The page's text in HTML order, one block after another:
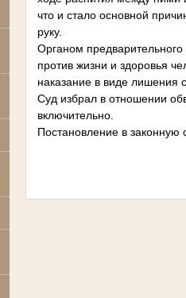
что и стало основной
руку.
Органом
против жизни и здоровья
наказание в виде лишения
Суд избрал в отношении
включительно.
Постановление в законную